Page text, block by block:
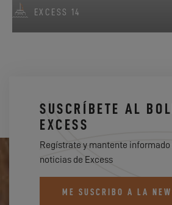
EXCESS 14
SUSCRÍBETE AL
EXCESS
Regístrate y mantente informado
noticias de Excess
ME SUSCRIBO A LA